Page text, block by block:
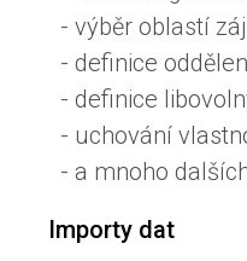
- výběr oblastí
- definice
- definice
- uchování
- a mnoho
Importy dat